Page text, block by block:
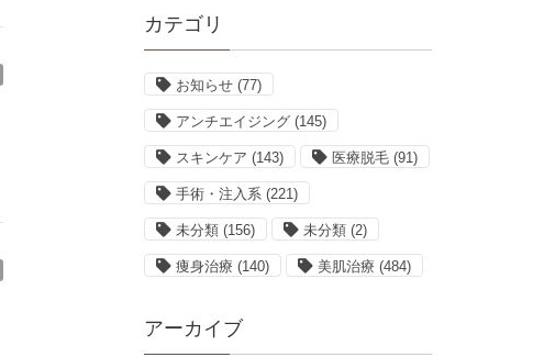
カテゴリ
お知らせ(77)
アンチエイジング(145)
スキンケア (143) 医療脱毛(91)
手術・注入系(221)
未分類(156) 未分類(2)
痩身治療 (140) 美肌治療 (484)
アーカイブ